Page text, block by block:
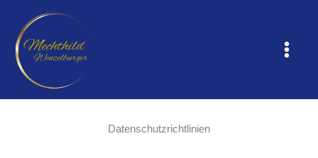
Inhalt
springen
Datenschutzrichtlinien